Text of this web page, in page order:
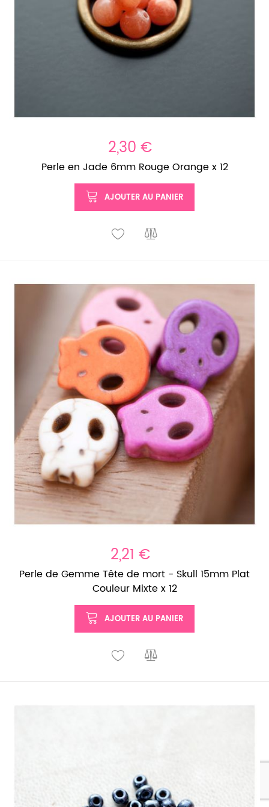
2,30 €
Perle en Jade 6mm Rouge Orange x 12
AJOUTER AU PANIER
2,21 €
Perle de Gemme Tête de mort - Skull 15mm Plat
Couleur Mixte x 12
AJOUTER AU PANIER